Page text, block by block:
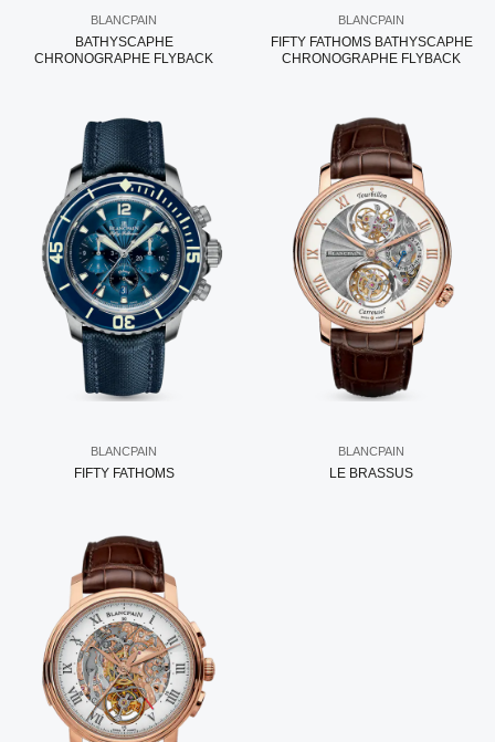
BLANCPAIN
BATHYSCAPHE
CHRONOGRAPHE FLYBACK
BLANCPAIN
FIFTY FATHOMS BATHYSCAPHE
CHRONOGRAPHE FLYBACK
BLANCPAIN
FIFTY FATHOMS
BLANCPAIN
LE BRASSUS